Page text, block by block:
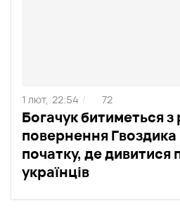
Богачук битиметься
повернення Гвоздика
початку, де дивитися
українців
1 лют, 22:54 / 72